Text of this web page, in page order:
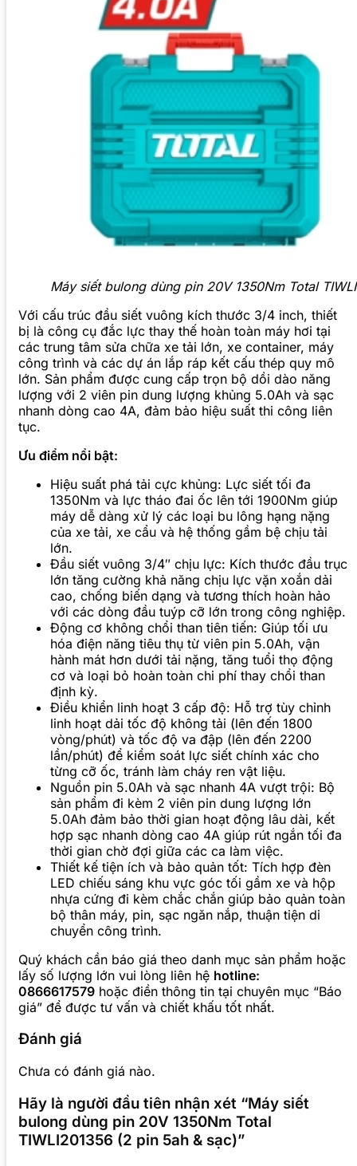
Máy siết bulong dùng pin 20V 1350Nm Total
Với cấu trúc đầu siết vuông kích thước 3/4 inch, thiết
bị là công cụ đắc lực thay thế hoàn toàn máy hơi tại
các trung tâm sửa chữa xe tải lớn, xe container, máy
công trình và các dự án lắp ráp kết cấu thép quy mô
lớn. Sản phẩm được cung cấp trọn bộ dồi dào năng
lượng với 2 viên pin dung lượng khủng 5.0Ah và sạc
nhanh dòng cao 4A, đảm bảo hiệu suất thi công liên
tục.
Ưu điểm nổi bật:
Hiệu suất phá tải cực khủng: Lực siết tối đa
1350Nm và lực tháo đai ốc lên tới 1900Nm giúp
máy dễ dàng xử lý các loại bu lông hạng nặng
của xe tải, xe cẩu và hệ thống gầm bệ chịu tải
lớn.
Đầu siết vuông 3/4″ chịu lực: Kích thước đầu trục
lớn tăng cường khả năng chịu lực vặn xoắn dải
cao, chống biến dạng và tương thích hoàn hảo
với các dòng đầu tuýp cỡ lớn trong công nghiệp.
Động cơ không chổi than tiên tiến: Giúp tối ưu
hóa điện năng tiêu thụ từ viên pin 5.0Ah, vận
hành mát hơn dưới tải nặng, tăng tuổi thọ động
cơ và loại bỏ hoàn toàn chi phí thay chổi than
định kỳ.
Điều khiển linh hoạt 3 cấp độ: Hỗ trợ tùy chỉnh
linh hoạt dải tốc độ không tải (lên đến 1800
vòng/phút) và tốc độ va đập (lên đến 2200
lần/phút) để kiểm soát lực siết chính xác cho
từng cỡ ốc, tránh làm cháy ren vật liệu.
Nguồn pin 5.0Ah và sạc nhanh 4A vượt trội: Bộ
sản phẩm đi kèm 2 viên pin dung lượng lớn
5.0Ah đảm bảo thời gian hoạt động lâu dài, kết
hợp sạc nhanh dòng cao 4A giúp rút ngắn tối đa
thời gian chờ đợi giữa các ca làm việc.
Thiết kế tiện ích và bảo quản tốt: Tích hợp đèn
LED chiếu sáng khu vực góc tối gầm xe và hộp
nhựa cứng đi kèm chắc chắn giúp bảo quản toàn
bộ thân máy, pin, sạc ngăn nắp, thuận tiện di
chuyển công trình.
Quý khách cần báo giá theo danh mục sản phẩm hoặc
lấy số lượng lớn vui lòng liên hệ hotline:
0866617579 hoặc điền thông tin tại chuyên mục “Báo
giá” để được tư vấn và chiết khấu tốt nhất.
Đánh giá
Chưa có đánh giá nào.
Hãy là người đầu tiên nhận xét “Máy siết
bulong dùng pin 20V 1350Nm Total
TIWLI201356 (2 pin 5ah & sạc)”